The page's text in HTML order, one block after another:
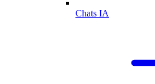
Chats IA